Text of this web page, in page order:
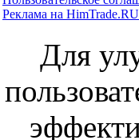
Реклама на HimTrade.RU
Для